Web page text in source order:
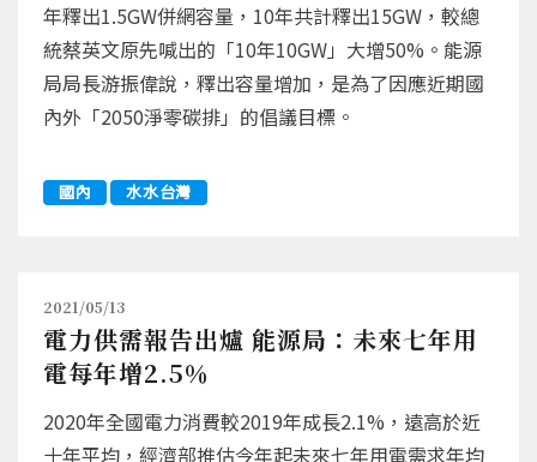
年釋出1.5GW併網容量，10年共計釋出15GW，較總
統蔡英文原先喊出的「10年10GW」大增50%。能源
局局長游振偉說，釋出容量增加，是為了因應近期國
內外「2050淨零碳排」的倡議目標。
國內 水水台灣
2021/05/13
電力供需報告出爐 能源局：未來七年用
電每年增2.5％
2020年全國電力消費較2019年成長2.1%，遠高於近
十年平均，經濟部推估今年起未來七年用電需求年均